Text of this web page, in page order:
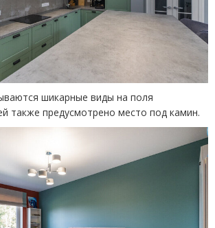
шикарные виды на поля
также предусмотрено место под камин.